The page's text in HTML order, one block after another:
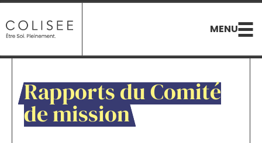
MENU
Ouvrir/
menu
Rapports du Comité
de mission